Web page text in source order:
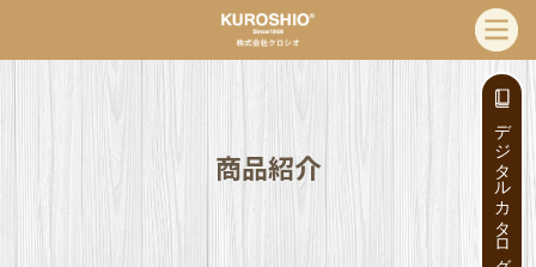
デジタルカタログ
商品紹介